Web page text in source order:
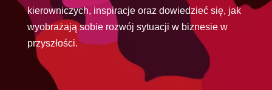
kierowniczych, inspiracje oraz dowiedzieć się, jak
wyobrażają sobie rozwój sytuacji w biznesie w
przyszłości.